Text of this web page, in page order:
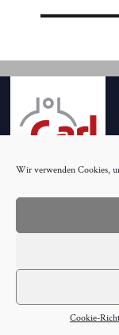
Wir verwenden Cookies,
Cookie-